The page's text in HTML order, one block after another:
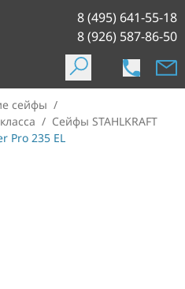
8 (495) 641-55-18
8 (926) 587-86-50
сейфы /
/ Сейфы STAHLKRAFT
Pro 235 EL